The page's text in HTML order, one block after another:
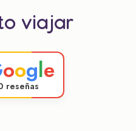
viajar
oogle
reseñas